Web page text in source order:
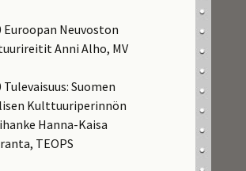
Euroopan Neuvoston
Anni Alho, MV
Tulevaisuus: Suomen
Kulttuuriperinnön
Hanna-Kaisa
TEOPS